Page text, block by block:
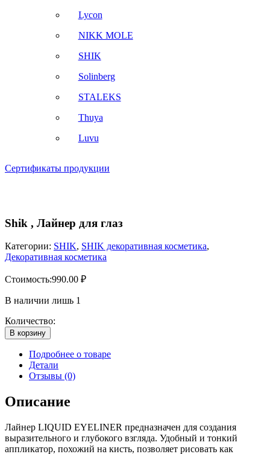
Lycon
NIKK MOLE
SHIK
Solinberg
STALEKS
Thuya
Luvu
Сертификаты продукции
Shik , Лайнер для глаз
Категории: SHIK, SHIK декоративная косметика,
Декоративная косметика
Стоимость:990.00 ₽
В наличии лишь 1
Количество:
В корзину
Подробнее о товаре
Детали
Отзывы (0)
Описание
Лайнер LIQUID EYELINER предназначен для создания
выразительного и глубокого взгляда. Удобный и тонкий
аппликатор, похожий на кисть, позволяет рисовать как